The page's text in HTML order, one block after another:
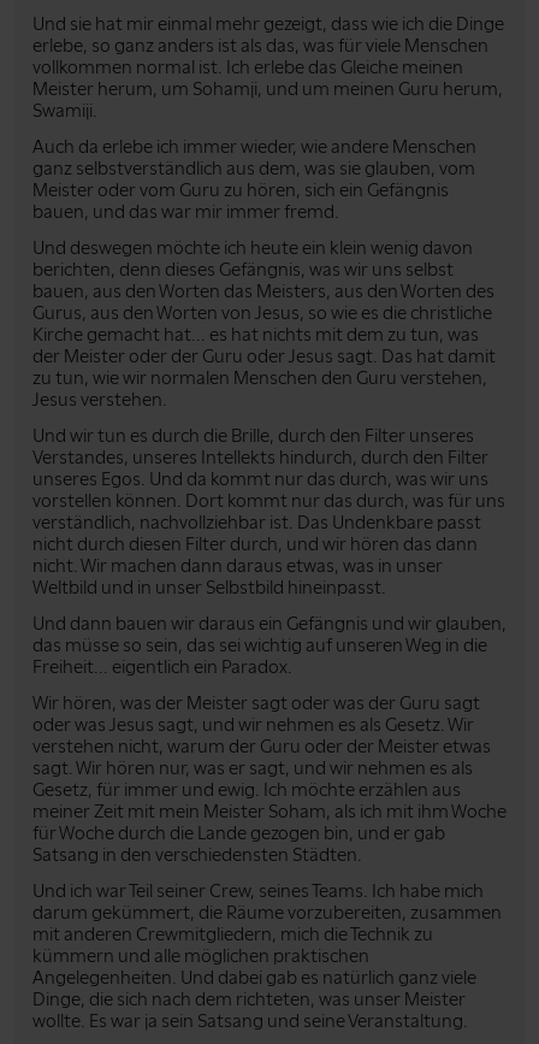
Und sie hat mir einmal mehr gezeigt, dass wie ich die Dinge
erlebe, so ganz anders ist als das, was für viele Menschen
vollkommen normal ist. Ich erlebe das Gleiche meinen
Meister herum, um Sohamji, und um meinen Guru herum,
Swamiji.
Auch da erlebe ich immer wieder, wie andere Menschen
ganz selbstverständlich aus dem, was sie glauben, vom
Meister oder vom Guru zu hören, sich ein Gefängnis
bauen, und das war mir immer fremd.
Und deswegen möchte ich heute ein klein wenig davon
berichten, denn dieses Gefängnis, was wir uns selbst
bauen, aus den Worten das Meisters, aus den Worten des
Gurus, aus den Worten von Jesus, so wie es die christliche
Kirche gemacht hat... es hat nichts mit dem zu tun, was
der Meister oder der Guru oder Jesus sagt. Das hat damit
zu tun, wie wir normalen Menschen den Guru verstehen,
Jesus verstehen.
Und wir tun es durch die Brille, durch den Filter unseres
Verstandes, unseres Intellekts hindurch, durch den Filter
unseres Egos. Und da kommt nur das durch, was wir uns
vorstellen können. Dort kommt nur das durch, was für uns
verständlich, nachvollziehbar ist. Das Undenkbare passt
nicht durch diesen Filter durch, und wir hören das dann
nicht. Wir machen dann daraus etwas, was in unser
Weltbild und in unser Selbstbild hineinpasst.
Und dann bauen wir daraus ein Gefängnis und wir glauben,
das müsse so sein, das sei wichtig auf unseren Weg in die
Freiheit... eigentlich ein Paradox.
Wir hören, was der Meister sagt oder was der Guru sagt
oder was Jesus sagt, und wir nehmen es als Gesetz. Wir
verstehen nicht, warum der Guru oder der Meister etwas
sagt. Wir hören nur, was er sagt, und wir nehmen es als
Gesetz, für immer und ewig. Ich möchte erzählen aus
meiner Zeit mit mein Meister Soham, als ich mit ihm Woche
für Woche durch die Lande gezogen bin, und er gab
Satsang in den verschiedensten Städten.
Und ich war Teil seiner Crew, seines Teams. Ich habe mich
darum gekümmert, die Räume vorzubereiten, zusammen
mit anderen Crewmitgliedern, mich die Technik zu
kümmern und alle möglichen praktischen
Angelegenheiten. Und dabei gab es natürlich ganz viele
Dinge, die sich nach dem richteten, was unser Meister
wollte. Es war ja sein Satsang und seine Veranstaltung.